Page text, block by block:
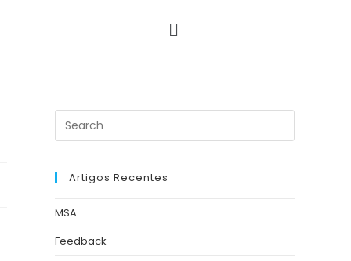
Artigos Recentes
MSA
Feedback